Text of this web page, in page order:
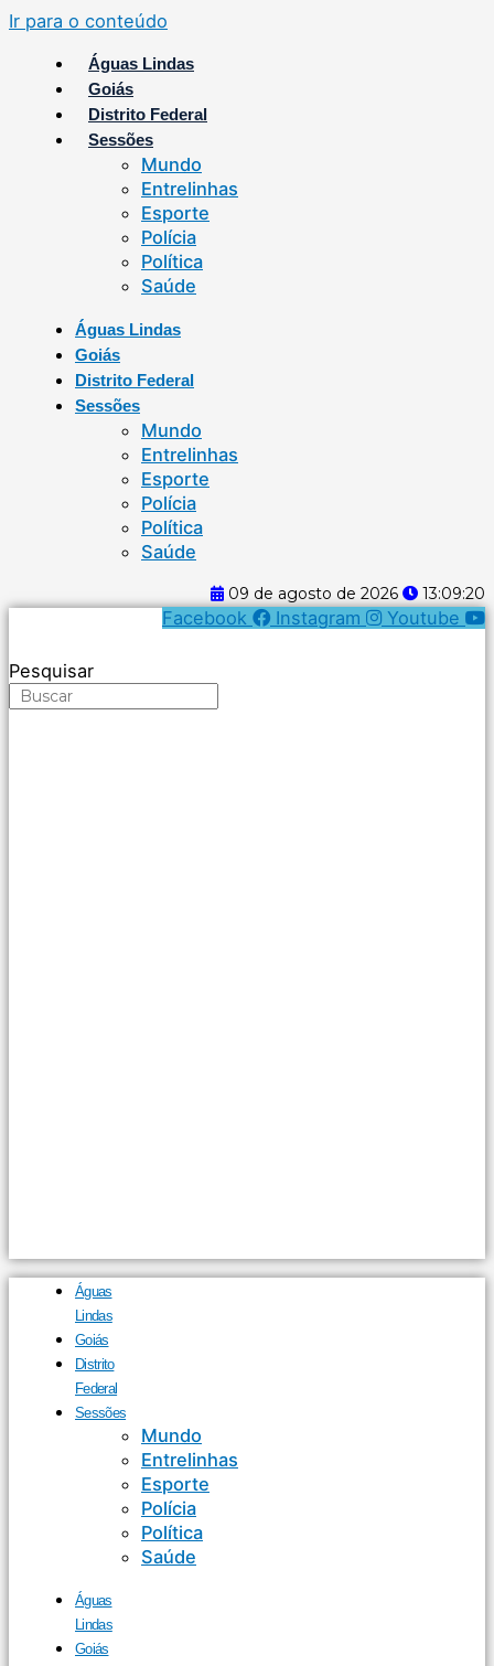
Ir para o conteúdo
Águas Lindas
Goiás
Distrito Federal
Sessões
Mundo
Entrelinhas
Esporte
Polícia
Política
Saúde
Águas Lindas
Goiás
Distrito Federal
Sessões
Mundo
Entrelinhas
Esporte
Polícia
Política
Saúde
09 de agosto de 2026 13:09:20
Facebook Instagram Youtube
Pesquisar
Águas
Lindas
Goiás
Distrito
Federal
Sessões
Mundo
Entrelinhas
Esporte
Polícia
Política
Saúde
Águas
Lindas
Goiás